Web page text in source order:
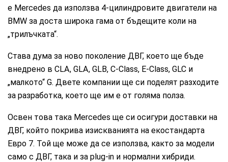
е Mercedes да използва 4-цилиндровите двигатели на
BMW за доста широка гама от бъдещите коли на
„трилъчката“.
Става дума за ново поколение ДВГ, което ще бъде
внедрено в CLA, GLA, GLB, C-Class, E-Class, GLC и
„малкото“ G. Двете компании ще си поделят разходите
за разработка, което ще им е от голяма полза.
Освен това така Mercedes ще си осигури доставки на
ДВГ, който покрива изискванията на екостандарта
Евро 7. Той ще може да се използва, както за модели
само с ДВГ, така и за plug-in и нормални хибриди.